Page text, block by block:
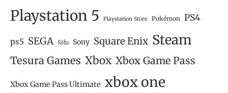
Playstation 5 Playstation Store Pokémon PS4
ps5 SEGA Sifu Sony Square Enix Steam
Tesura Games Xbox Xbox Game Pass
Xbox Game Pass Ultimate xbox one